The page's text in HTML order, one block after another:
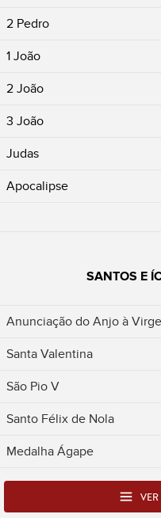
2 Pedro
1 João
2 João
3 João
Judas
Apocalipse
SANTOS E
Anunciação do Anjo à
Santa Valentina
São Pio V
Santo Félix de Nola
Medalha Ágape
VER